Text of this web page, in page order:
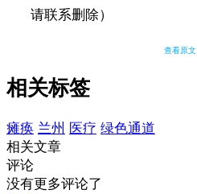
请联系删除）
查看原文
相关标签
瘫痪 兰州 医疗 绿色通道
相关文章
评论
没有更多评论了